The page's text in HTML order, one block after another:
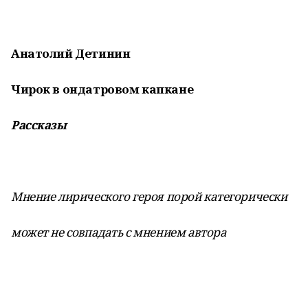
Анатолий Детинин
Чирок в ондатровом капкане
Рассказы
Мнение лирического героя порой категорически
может не совпадать с мнением автора